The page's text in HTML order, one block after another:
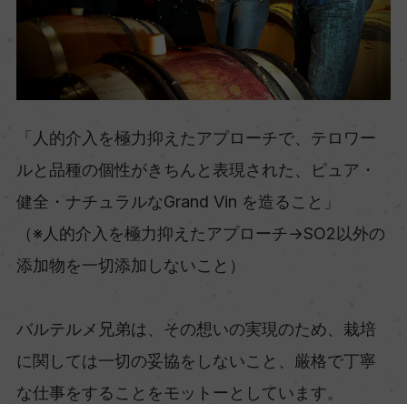
「人的介入を極力抑えたアプローチで、テロワー
ルと品種の個性がきちんと表現された、ピュア・
健全・ナチュラルなGrand Vin を造ること」
（※人的介入を極力抑えたアプローチ→SO2以外の
添加物を一切添加しないこと）
バルテルメ兄弟は、その想いの実現のため、栽培
に関しては一切の妥協をしないこと、厳格で丁寧
な仕事をすることをモットーとしています。